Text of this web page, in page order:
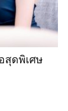
สุดพิเศษ